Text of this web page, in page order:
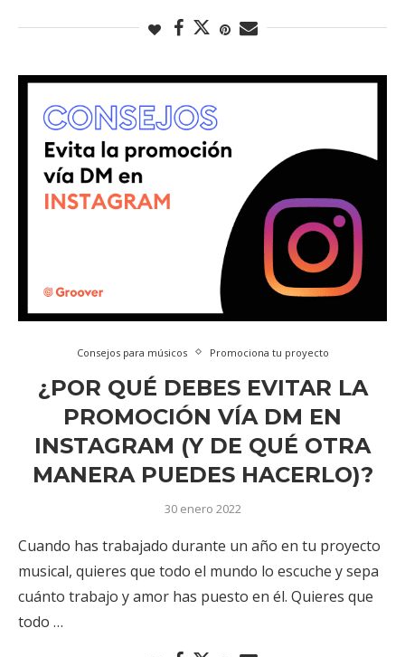
Consejos para músicos Promociona tu proyecto
¿POR QUÉ DEBES EVITAR LA
PROMOCIÓN VÍA DM EN
INSTAGRAM (Y DE QUÉ OTRA
MANERA PUEDES HACERLO)?
30 enero 2022
Cuando has trabajado durante un año en tu proyecto
musical, quieres que todo el mundo lo escuche y sepa
cuánto trabajo y amor has puesto en él. Quieres que
todo …